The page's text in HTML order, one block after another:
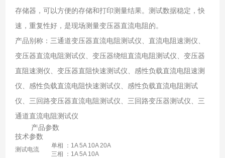
存储器，可以方便的存储和打印测量结果。测试数据稳定，快
速，重复性好，是现场测量变压器直流电阻的。
产品别称：三通道变压器直流电阻测试仪、直流电阻速测仪、
变压器直流电阻测试仪、变压器绕组直流电阻测试仪、变压器
直阻速测仪、变压器直阻快速测试仪、感性负载直流电阻速测
仪、感性负载直流电阻快速测试仪、感性负载直流电阻测试
仪、三回路变压器直流电阻测试仪、三回路变压器测试仪、三
通道直流电阻测试仪
产品参数
技术参数
测试电流
单相 ：1A 5A 10A 20A
三相 ：1A 5A 10A